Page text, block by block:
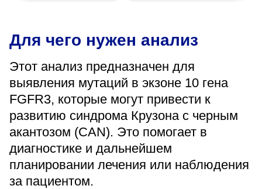
399000, г. Липецк, Плехановское лесничество,
Понедельник — четверг
08:00–16:45
перерыв 12:00–12:30
08:00–15:45
перерыв 12:00–12:30
Администратор
+7 (4742) 72-73-31
Для чего нужен анализ
Этот анализ предназначен для
выявления мутаций в экзоне 10 гена
FGFR3, которые могут привести к
развитию синдрома Крузона с черным
акантозом (CAN). Это помогает в
диагностике и дальнейшем
планировании лечения или наблюдения
за пациентом.